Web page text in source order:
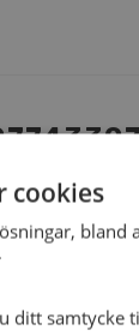
cookies
ditt